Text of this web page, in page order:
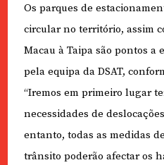
Os parques de
circular no território, assim
Macau à Taipa são pontos a
pela equipa da DSAT,
“Iremos em primeiro lugar
necessidades de
entanto, todas as medidas
trânsito poderão afectar os